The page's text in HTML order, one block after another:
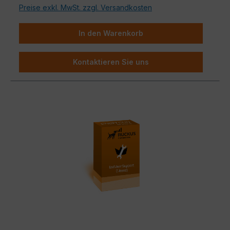
Steigerung der Betriebseffizienz, um
Ingenieure produktiver zu machen.
Zusätzliche Aufträge, die auf spezifische
Kundenbedürfnisse zugeschnitten sind, stehen
zur Verfügung.
Preise exkl. MwSt. zzgl. Versandkosten
In den Warenkorb
Kontaktieren Sie uns